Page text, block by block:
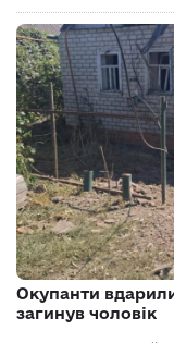
Окупанти
загинув чоловік